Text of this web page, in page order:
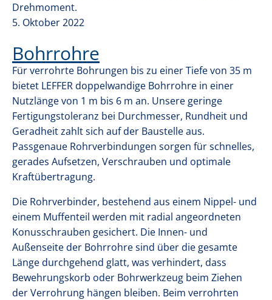
SCHLITZWANDBAU
OFFSHORE
KONTAKT
Drehmoment.
5. Oktober 2022
Bohrrohre
Für verrohrte Bohrungen bis zu einer Tiefe von 35 m
bietet LEFFER doppelwandige Bohrrohre in einer
Nutzlänge von 1 m bis 6 m an. Unsere geringe
Fertigungstoleranz bei Durchmesser, Rundheit und
Geradheit zahlt sich auf der Baustelle aus.
Passgenaue Rohrverbindungen sorgen für schnelles,
gerades Aufsetzen, Verschrauben und optimale
Kraftübertragung.
Die Rohrverbinder, bestehend aus einem Nippel- und
einem Muffenteil werden mit radial angeordneten
Konusschrauben gesichert. Die Innen- und
Außenseite der Bohrrohre sind über die gesamte
Länge durchgehend glatt, was verhindert, dass
Bewehrungskorb oder Bohrwerkzeug beim Ziehen
der Verrohrung hängen bleiben. Beim verrohrten